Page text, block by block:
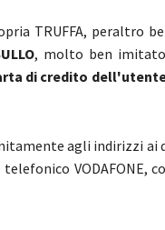
TRUFFA, peraltro
, molto ben imitato
di credito
agli indirizzi ai
VODAFONE,